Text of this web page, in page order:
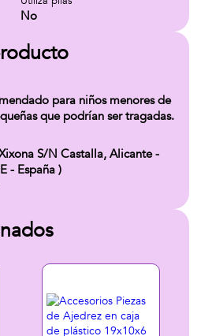
No
para niños menores de
que podrían ser tragadas.
S/N Castalla, Alicante -
- España )